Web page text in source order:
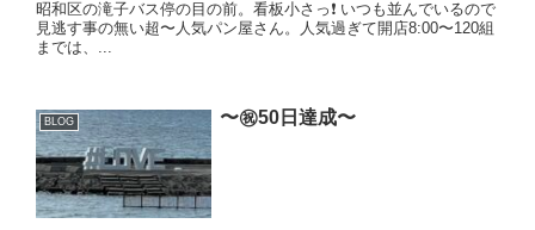
昭和区の滝子バス停の目の前。看板小さっ❗️ いつも並んでいるので
見逃す事の無い超〜人気パン屋さん。人気過ぎて開店8:00〜120組
までは、...
BLOG 〜㊗️50日達成〜